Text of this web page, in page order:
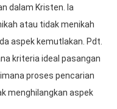
dalam Kristen. Ia
atau tidak menikah
aspek kemutlakan. Pdt.
kriteria ideal pasangan
proses pencarian
menghilangkan aspek